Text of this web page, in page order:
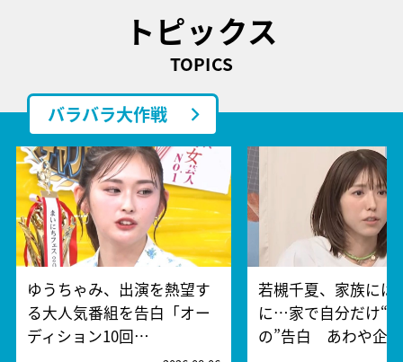
トピックス
TOPICS
バラバラ大作戦
ゆうちゃみ、出演を熱望す
る大人気番組を告白「オー
ディション10回…
若槻千夏、家族には
に…家で自分だけ“
の”告白 あわや企…